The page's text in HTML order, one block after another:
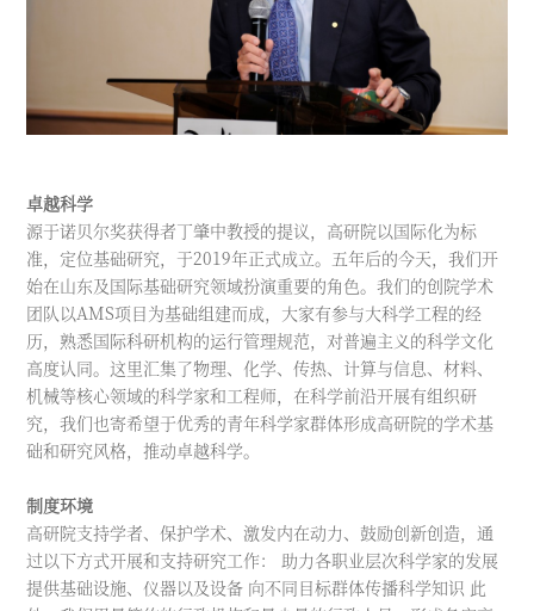
卓越科学
源于诺贝尔奖获得者丁肇中教授的提议，高研院以国际化为标
准，定位基础研究，于2019年正式成立。五年后的今天，我们开
始在山东及国际基础研究领域扮演重要的角色。我们的创院学术
团队以AMS项目为基础组建而成，大家有参与大科学工程的经
历，熟悉国际科研机构的运行管理规范，对普遍主义的科学文化
高度认同。这里汇集了物理、化学、传热、计算与信息、材料、
机械等核心领域的科学家和工程师，在科学前沿开展有组织研
究，我们也寄希望于优秀的青年科学家群体形成高研院的学术基
础和研究风格，推动卓越科学。
制度环境
高研院支持学者、保护学术、激发内在动力、鼓励创新创造，通
过以下方式开展和支持研究工作： 助力各职业层次科学家的发展
提供基础设施、仪器以及设备 向不同目标群体传播科学知识 此